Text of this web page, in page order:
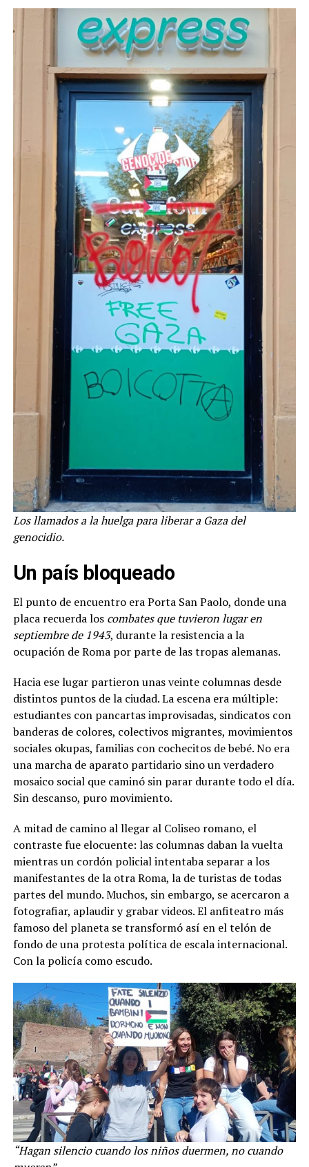
Los llamados a la huelga para liberar a Gaza del
genocidio.
Un país bloqueado
El punto de encuentro era Porta San Paolo, donde una
placa recuerda los combates que tuvieron lugar en
septiembre de 1943, durante la resistencia a la
ocupación de Roma por parte de las tropas alemanas.
Hacia ese lugar partieron unas veinte columnas desde
distintos puntos de la ciudad. La escena era múltiple:
estudiantes con pancartas improvisadas, sindicatos con
banderas de colores, colectivos migrantes, movimientos
sociales okupas, familias con cochecitos de bebé. No era
una marcha de aparato partidario sino un verdadero
mosaico social que caminó sin parar durante todo el día.
Sin descanso, puro movimiento.
A mitad de camino al llegar al Coliseo romano, el
contraste fue elocuente: las columnas daban la vuelta
mientras un cordón policial intentaba separar a los
manifestantes de la otra Roma, la de turistas de todas
partes del mundo. Muchos, sin embargo, se acercaron a
fotografiar, aplaudir y grabar videos. El anfiteatro más
famoso del planeta se transformó así en el telón de
fondo de una protesta política de escala internacional.
Con la policía como escudo.
“Hagan silencio cuando los niños duermen, no cuando